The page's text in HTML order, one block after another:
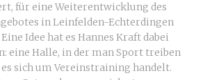
für eine Weiterentwicklung des
in Leinfelden-Echterdingen
Idee hat es Hannes Kraft dabei
eine Halle, in der man Sport treiben
es sich um Vereinstraining handelt.